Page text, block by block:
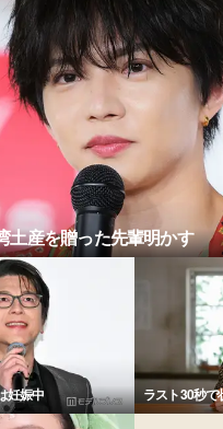
土産を贈った先輩明かす
妊娠中 ラスト30秒で